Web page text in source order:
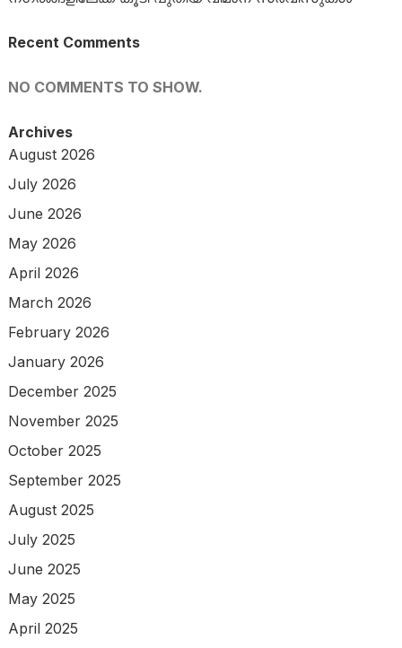
Recent Comments
NO COMMENTS TO SHOW.
Archives
August 2026
July 2026
June 2026
May 2026
April 2026
March 2026
February 2026
January 2026
December 2025
November 2025
October 2025
September 2025
August 2025
July 2025
June 2025
May 2025
April 2025